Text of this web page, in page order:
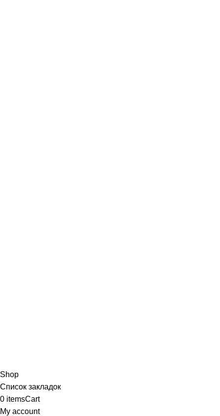
Shop
Список закладок
0 itemsCart
My account